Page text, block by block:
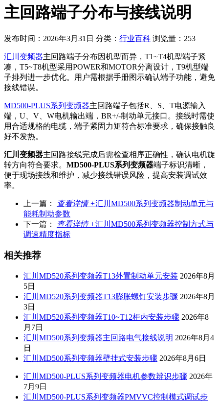
主回路端子分布与接线说明
发布时间：2026年3月31日 分类： 行业百科 浏览量：253
汇川变频器主回路端子分布因机型而异，T1~T4机型端子紧
凑，T5~T8机型采用POWER和MOTOR分离设计，T9机型端
子排列进一步优化。用户需根据手册图示确认端子功能，避免
接线错误。
MD500-PLUS系列变频器主回路端子包括R、S、T电源输入
端，U、V、W电机输出端，BR+/-制动单元接口。接线时需使
用合适规格的电缆，端子紧固力矩符合标准要求，确保接触良
好不发热。
汇川变频器主回路接线完成后需检查相序正确性，确认电机旋
转方向符合要求。 MD500-PLUS系列变频器端子标识清晰，
便于现场接线和维护，减少接线错误风险，提高安装调试效
率。
上一篇： 查看详情 +汇川MD500系列变频器制动单元与
能耗制动参数
下一篇：
查看详情 +汇川MD500系列变频器控制方式与
调速精度指标
相关推荐
汇川MD520系列变频器T13外置制动单元安装 2026年8月
5日
汇川MD520系列变频器T13膨胀螺钉安装步骤 2026年8月
3日
汇川MD520系列变频器T10~T12柜内安装步骤 2026年8
月7日
汇川MD500系列变频器主回路电气接线说明 2026年8月4
日
汇川MD500系列变频器壁挂式安装步骤 2026年8月6日
汇川MD500-PLUS系列变频器电机参数辨识步骤 2026年
7月9日
汇川MD500-PLUS系列变频器PMVVC控制模式调试步